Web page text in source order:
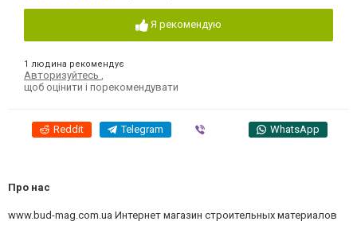
Я рекомендую
1 людина рекомендує
Авторизуйтесь
щоб оцінити і порекомендувати
Reddit Telegram WhatsApp
Про нас
www.bud-mag.com.ua Интернет магазин строительных материалов